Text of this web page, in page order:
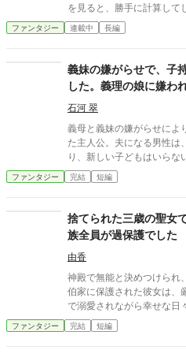
を見ると、勝手に計算してしまうんです。
のお金の使い込みを、うっ
ってきたのは「出来損ない
開業資金にします。 森で
一緒に、つぶれかけのお店
べる旅に出ます。 つぶれかけのパン屋さんは村一番の人気店に。
ガラクタだらけの雑貨屋さ
顧問。なのに、まわりが勝手に
ら「家がつぶれそうだか
は、うそをつきませんよ。 ※本作は、既存作品を全面的に改稿
（リライト）した作品です。
ファンタジー 連載中 長編
義妹の嫌がらせで、子
した。義理の娘に嫌わ
本当の家族を手に入れ
石河 翠
義母と義妹の嫌がらせによ
た主人公。夫になる男性は
り、新しい子どもはいらないのだという。
家族を持つことなどできな
いの男性と素直になれない
敷に現れ、主人公を追い出
がった母親の方が、継母よ
言葉に詰まったその時……。 血の繋がらない母と娘が家族になる
までのお話。 この作品は、小説家になろうおよびエブリスタにも
投稿しております。 扉絵は、管澤捻さまに描いていただきまし
た。
ファンタジー 完結 短編
捨てられた三歳の聖女
族全員が過保護でした
由香
神殿で無能と決めつけられ、
伯家に保護された彼女は、
で溺愛されながら幸せな日々を送るこ
は、数百年に一人現れる伝説級の聖女
幼女聖女が、たくさんの愛
ファンタジー 完結 短編